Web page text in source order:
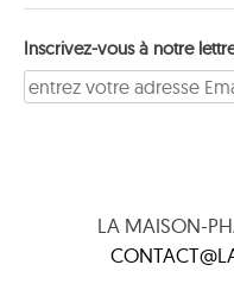
Inscrivez-vous à notre
LA MAISON-